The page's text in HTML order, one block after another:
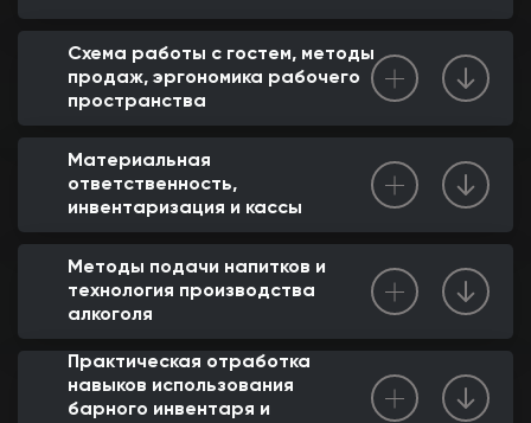
Схема работы с гостем, методы
продаж, эргономика рабочего
пространства
Материальная
ответственность,
инвентаризация и кассы
Методы подачи напитков и
технология производства
алкоголя
Практическая отработка
навыков использования
барного инвентаря и